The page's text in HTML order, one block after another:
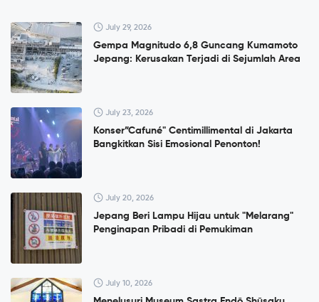
July 29, 2026
Gempa Magnitudo 6,8 Guncang Kumamoto
Jepang: Kerusakan Terjadi di Sejumlah Area
July 23, 2026
Konser”Cafuné" Centimillimental di Jakarta
Bangkitkan Sisi Emosional Penonton!
July 20, 2026
Jepang Beri Lampu Hijau untuk "Melarang"
Penginapan Pribadi di Pemukiman
July 10, 2026